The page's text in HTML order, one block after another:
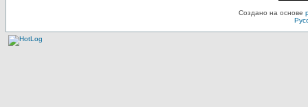
Создано на основе